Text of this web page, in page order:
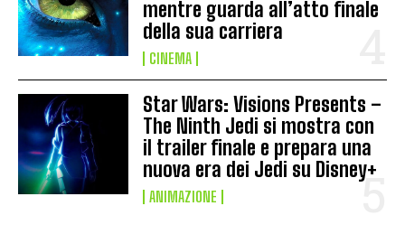
mentre guarda all’atto finale
della sua carriera
CINEMA
Star Wars: Visions Presents –
The Ninth Jedi si mostra con
il trailer finale e prepara una
nuova era dei Jedi su Disney+
ANIMAZIONE